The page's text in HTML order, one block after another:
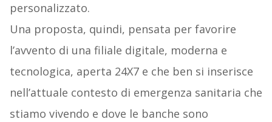
personalizzato.
Una proposta, quindi, pensata per favorire
l’avvento di una filiale digitale, moderna e
tecnologica, aperta 24X7 e che ben si inserisce
nell’attuale contesto di emergenza sanitaria che
stiamo vivendo e dove le banche sono